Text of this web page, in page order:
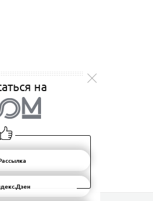
на